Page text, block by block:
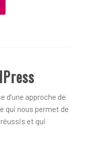
d’une approche de
qui nous permet de
et qui